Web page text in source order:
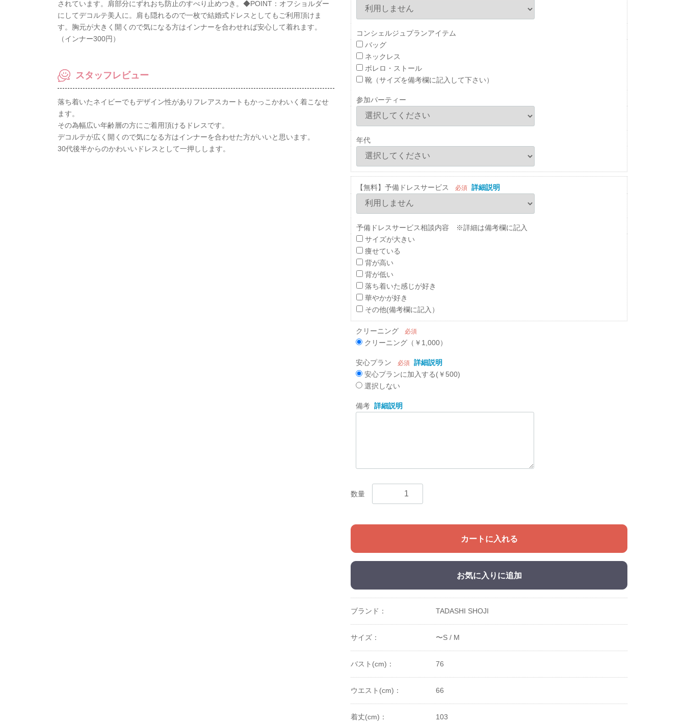
されています。肩部分にずれおち防止のすべり止めつき。◆POINT：オフショルダー
にしてデコルテ美人に。肩も隠れるので一枚で結婚式ドレスとしてもご利用頂けま
す。胸元が大きく開くので気になる方はインナーを合わせれば安心して着れます。
（インナー300円）
スタッフレビュー
落ち着いたネイビーでもデザイン性がありフレアスカートもかっこかわいく着こなせ
ます。
その為幅広い年齢層の方にご着用頂けるドレスです。
デコルテが広く開くので気になる方はインナーを合わせた方がいいと思います。
30代後半からのかわいいドレスとして一押しします。
コンシェルジュプランアイテム
バッグ
ネックレス
ボレロ・ストール
靴（サイズを備考欄に記入して下さい）
参加パーティー
年代
【無料】予備ドレスサービス 必須 詳細説明
予備ドレスサービス相談内容 ※詳細は備考欄に記入
サイズが大きい
痩せている
背が高い
背が低い
落ち着いた感じが好き
華やかが好き
その他(備考欄に記入）
クリーニング 必須
クリーニング（￥1,000）
安心プラン 必須 詳細説明
安心プランに加入する(￥500)
選択しない
備考 詳細説明
数量
カートに入れる
お気に入りに追加
ブランド： TADASHI SHOJI
サイズ： 〜S / M
バスト(cm)： 76
ウエスト(cm)： 66
着丈(cm)： 103